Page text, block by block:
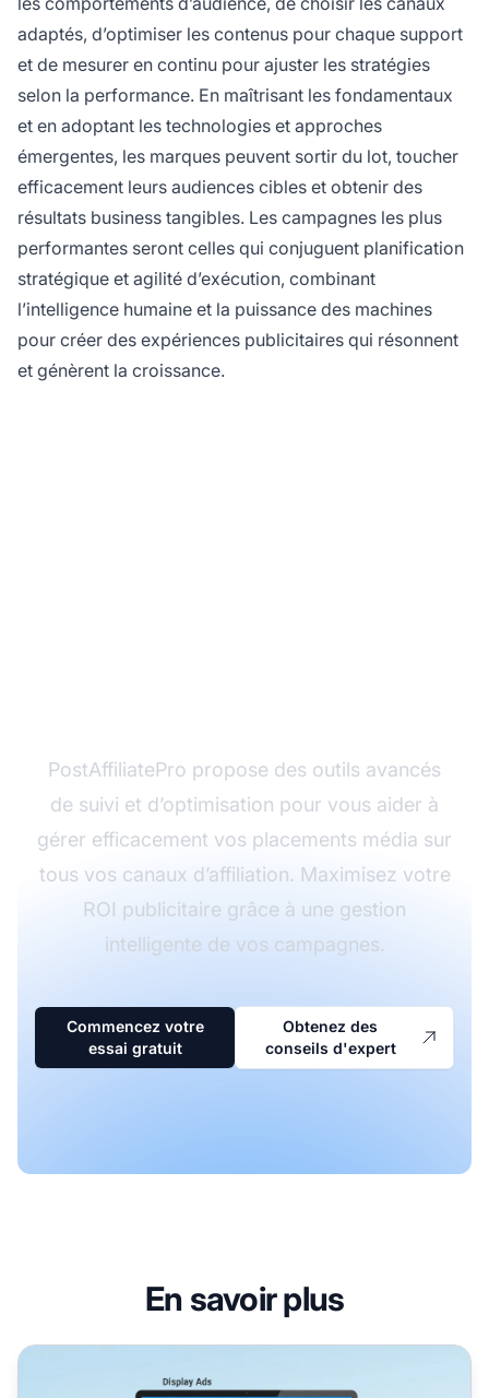
adaptés, d’optimiser les contenus pour chaque support
et de mesurer en continu pour ajuster les stratégies
selon la performance. En maîtrisant les fondamentaux
et en adoptant les technologies et approches
émergentes, les marques peuvent sortir du lot, toucher
efficacement leurs audiences cibles et obtenir des
résultats business tangibles. Les campagnes les plus
performantes seront celles qui conjuguent planification
stratégique et agilité d’exécution, combinant
l’intelligence humaine et la puissance des machines
pour créer des expériences publicitaires qui résonnent
et génèrent la croissance.
PostAffiliatePro propose des outils avancés
de suivi et d’optimisation pour vous aider à
gérer efficacement vos placements média sur
tous vos canaux d’affiliation. Maximisez votre
ROI publicitaire grâce à une gestion
intelligente de vos campagnes.
Commencez votre
essai gratuit
Obtenez des
conseils d'expert
En savoir plus
Qu'est-ce que le placement en marketing digital ?